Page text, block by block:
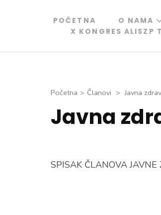
POČETNA O NAMA
X KONGRES ALISZP
Početna > Članovi > Javna
Javna
SPISAK ČLANOVA JAVNE